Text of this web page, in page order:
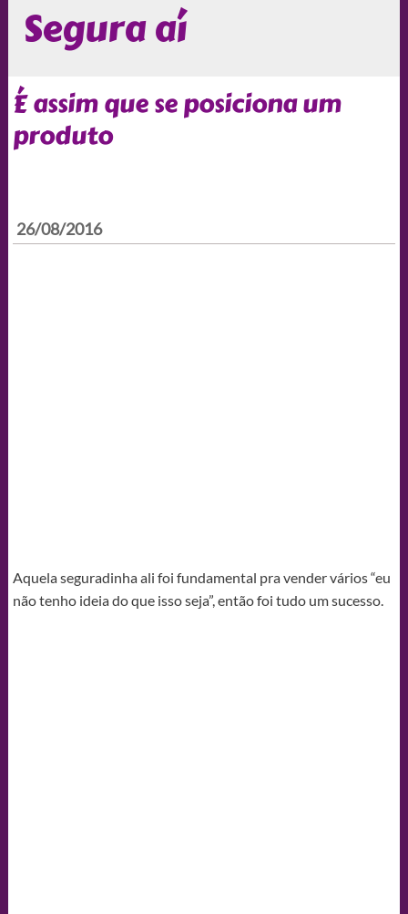
Segura aí
É assim que se posiciona um
produto
26/08/2016
Aquela seguradinha ali foi fundamental pra vender vários “eu
não tenho ideia do que isso seja”, então foi tudo um sucesso.